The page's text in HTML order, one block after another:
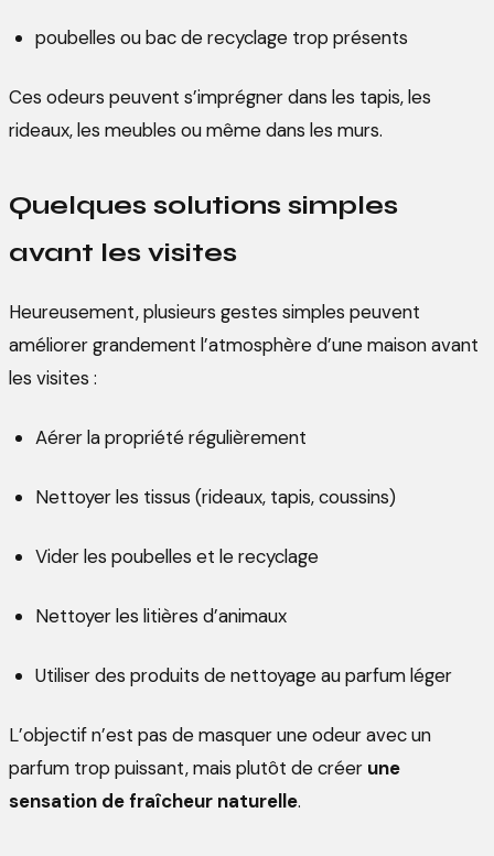
poubelles ou bac de recyclage trop présents
Ces odeurs peuvent s’imprégner dans les tapis, les
rideaux, les meubles ou même dans les murs.
Quelques solutions simples
avant les visites
Heureusement, plusieurs gestes simples peuvent
améliorer grandement l’atmosphère d’une maison avant
les visites :
Aérer la propriété régulièrement
Nettoyer les tissus (rideaux, tapis, coussins)
Vider les poubelles et le recyclage
Nettoyer les litières d’animaux
Utiliser des produits de nettoyage au parfum léger
L’objectif n’est pas de masquer une odeur avec un
parfum trop puissant, mais plutôt de créer une
sensation de fraîcheur naturelle.